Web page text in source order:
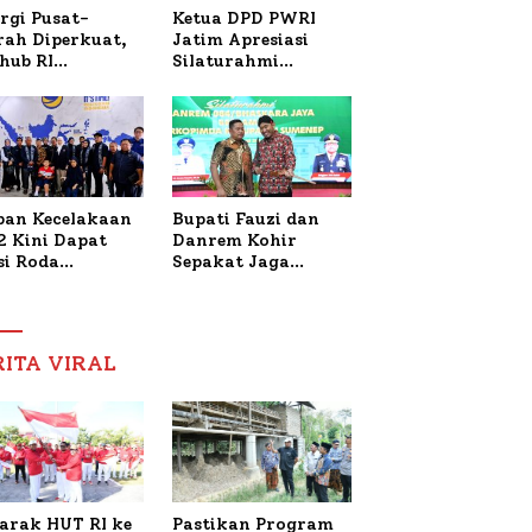
Pusat-
Diperkuat,
RI
Bahas
KM
Sentosa II
Ketua DPD PWRI
Jatim Apresiasi
Silaturahmi
dan PWRI, Sebut
Kemitraan Ideal
Polri-Pers
Kecelakaan
Kini Dapat
Roda
Nabil
Bupati Fauzi dan
Danrem Kohir
Sepakat Jaga
VIRAL
HUT RI ke
Pastikan Program